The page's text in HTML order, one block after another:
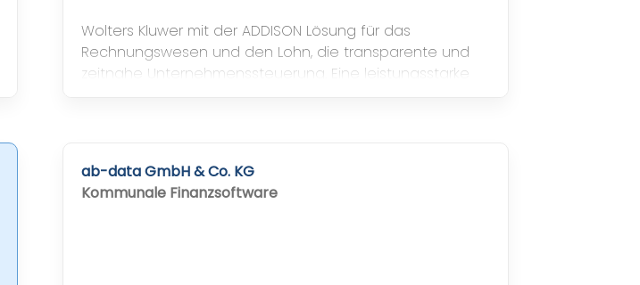
Wolters Kluwer mit der ADDISON Lösung für das
Rechnungswesen und den Lohn, die transparente und
zeitnahe Unternehmenssteuerung. Eine leistungsstarke
ab-data GmbH & Co. KG
Kommunale Finanzsoftware